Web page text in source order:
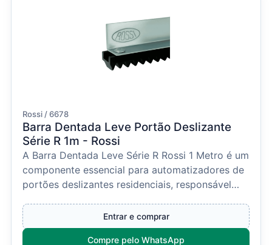
Rossi / 6678
Barra Dentada Leve Portão Deslizante
Série R 1m - Rossi
A Barra Dentada Leve Série R Rossi 1 Metro é um
componente essencial para automatizadores de
portões deslizantes residenciais, responsável
Entrar e comprar
Compre pelo WhatsApp